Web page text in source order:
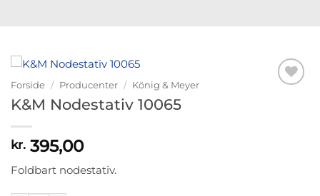
Forside / Producenter / König & Meyer
K&M Nodestativ 10065
kr. 395,00
Foldbart nodestativ.